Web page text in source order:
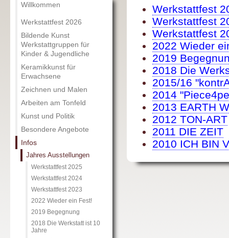
Willkommen
Werkstattfest 2026
Bildende Kunst
Werkstattgruppen für
Kinder & Jugendliche
Keramikkunst für
Erwachsene
Zeichnen und Malen
Arbeiten am Tonfeld
Kunst und Politik
Besondere Angebote
Infos
Jahres Ausstellungen
Werkstattfest 2025
Werkstattfest 2024
Werkstattfest 2023
2022 Wieder ein Fest!
2019 Begegnung
2018 Die Werkstatt ist 10
Jahre
Werkstattfest
Werkstattfest
Werkstattfest
2022 Wieder
2019
2018 Die
2015/16
2014
2013 EARTH
2012 TON-ART
2011 DIE ZEIT
2010 ICH BIN